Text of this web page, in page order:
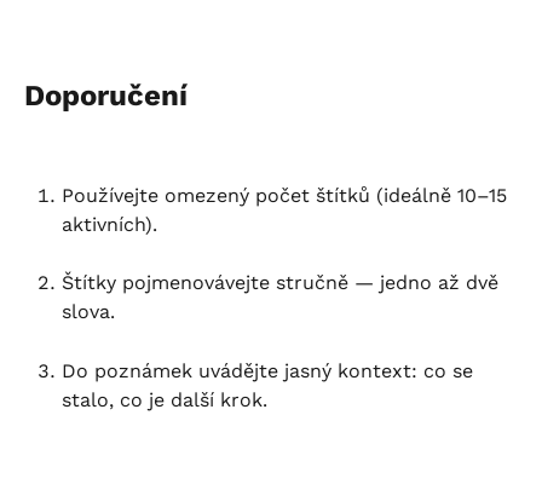
Doporučení
Používejte omezený počet štítků (ideálně 10–15
aktivních).
Štítky pojmenovávejte stručně — jedno až dvě
slova.
Do poznámek uvádějte jasný kontext: co se
stalo, co je další krok.